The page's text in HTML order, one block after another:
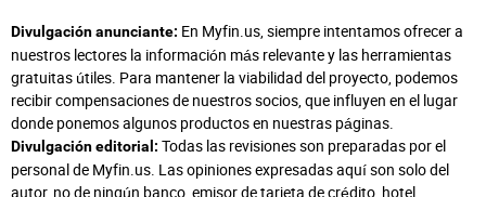
Divulgación anunciante: En Myfin.us, siempre intentamos ofrecer a
nuestros lectores la información más relevante y las herramientas
gratuitas útiles. Para mantener la viabilidad del proyecto, podemos
recibir compensaciones de nuestros socios, que influyen en el lugar
donde ponemos algunos productos en nuestras páginas.
Divulgación editorial: Todas las revisiones son preparadas por el
personal de Myfin.us. Las opiniones expresadas aquí son solo del
autor, no de ningún banco, emisor de tarjeta de crédito, hotel,